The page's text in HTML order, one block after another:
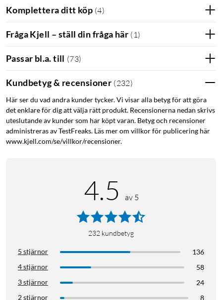
Komplettera ditt köp (4)
Fråga Kjell – ställ din fråga här ( 1 )
Passar bl.a. till (73)
Kundbetyg & recensioner (232)
Här ser du vad andra kunder tycker. Vi visar alla betyg för att göra
det enklare för dig att välja rätt produkt. Recensionerna nedan skrivs
uteslutande av kunder som har köpt varan. Betyg och recensioner
administreras av TestFreaks. Läs mer om villkor för publicering här
www.kjell.com/se/villkor/recensioner.
4.5 av 5
232 kundbetyg
5 stjärnor
136
4 stjärnor
58
3 stjärnor
24
2 stjärnor
8